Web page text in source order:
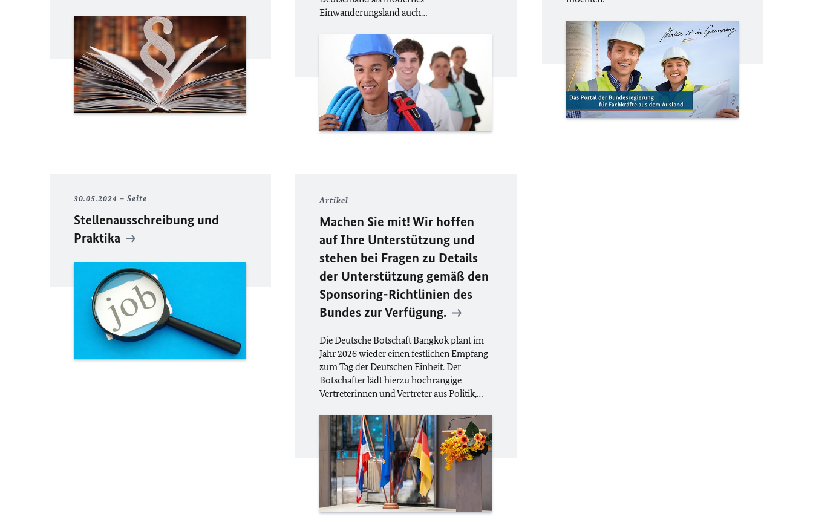
Einwanderungsland auch…
30.05.2024 Seite
Stellenausschreibung und
Praktika
Artikel
Machen Sie mit! Wir hoffen
auf Ihre Unterstützung und
stehen bei Fragen zu Details
der Unterstützung gemäß den
Sponsoring-Richtlinien des
Bundes zur Verfügung.
Die Deutsche Botschaft Bangkok plant im
Jahr 2026 wieder einen festlichen Empfang
zum Tag der Deutschen Einheit. Der
Botschafter lädt hierzu hochrangige
Vertreterinnen und Vertreter aus Politik,…